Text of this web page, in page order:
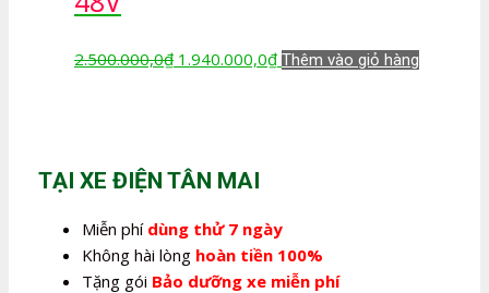
2.500.000,0₫ Giá
1.940.000,0₫Giá
Thêm vào giỏ hàng
TẠI XE ĐIỆN TÂN MAI
Miễn phí dùng thử 7 ngày
Không hài lòng hoàn tiền 100%
Tặng gói Bảo dưỡng xe miễn phí